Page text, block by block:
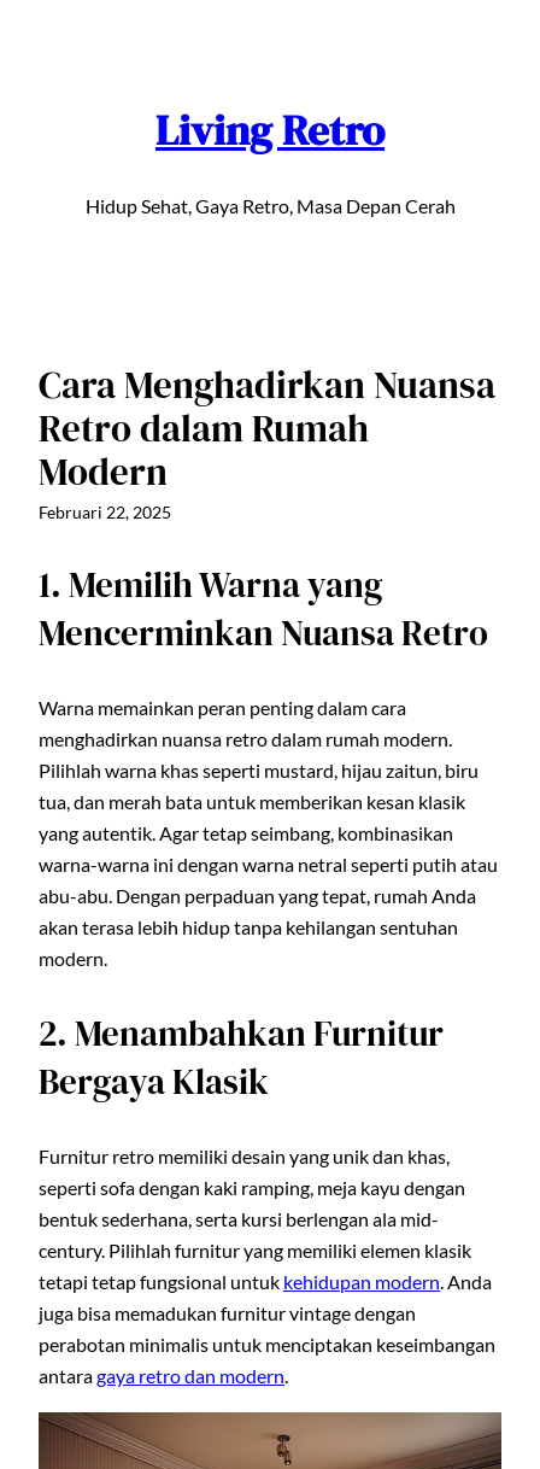
Living Retro
Hidup Sehat, Gaya Retro, Masa Depan Cerah
Cara Menghadirkan Nuansa
Retro dalam Rumah
Modern
Februari 22, 2025
1. Memilih Warna yang
Mencerminkan Nuansa Retro
Warna memainkan peran penting dalam cara
menghadirkan nuansa retro dalam rumah modern.
Pilihlah warna khas seperti mustard, hijau zaitun, biru
tua, dan merah bata untuk memberikan kesan klasik
yang autentik. Agar tetap seimbang, kombinasikan
warna-warna ini dengan warna netral seperti putih atau
abu-abu. Dengan perpaduan yang tepat, rumah Anda
akan terasa lebih hidup tanpa kehilangan sentuhan
modern.
2. Menambahkan Furnitur
Bergaya Klasik
Furnitur retro memiliki desain yang unik dan khas,
seperti sofa dengan kaki ramping, meja kayu dengan
bentuk sederhana, serta kursi berlengan ala mid-
century. Pilihlah furnitur yang memiliki elemen klasik
tetapi tetap fungsional untuk kehidupan modern. Anda
juga bisa memadukan furnitur vintage dengan
perabotan minimalis untuk menciptakan keseimbangan
antaragaya retro dan modern.